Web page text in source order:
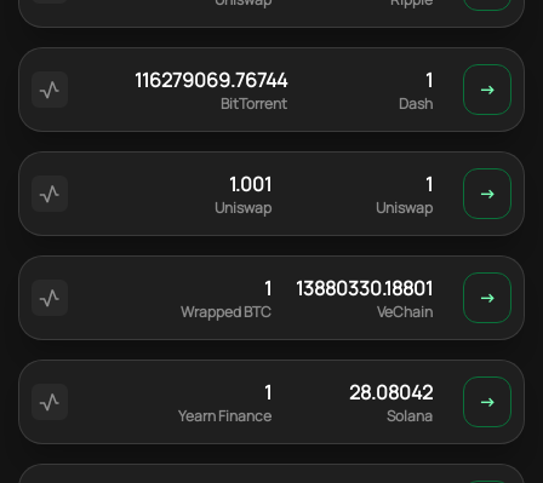
116279069.76744
BitTorrent
1
Dash
1.001
Uniswap
1
Uniswap
1
Wrapped BTC
13880330.18801
VeChain
1
Yearn Finance
28.08042
Solana